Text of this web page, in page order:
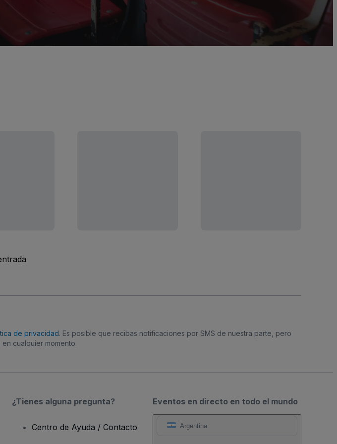
de privacidad. Es posible que recibas notificaciones por SMS de nuestra parte, pero
cualquier momento.
Eventos en directo en todo el mundo
Argentina
¿Tienes alguna pregunta?
Centro de Ayuda / Contacto